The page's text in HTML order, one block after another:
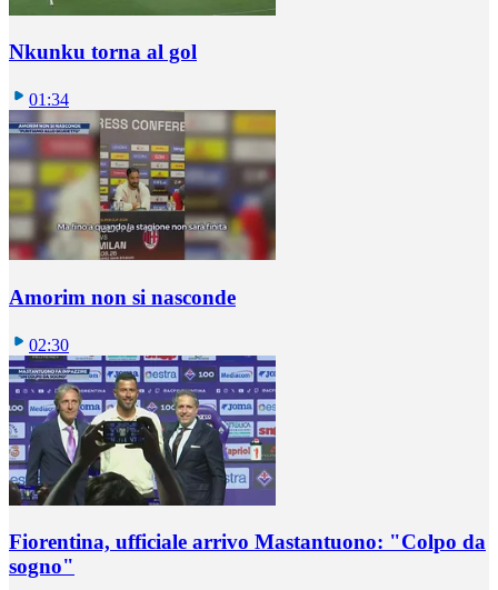
Nkunku torna al gol
01:34
Amorim non si nasconde
02:30
Fiorentina, ufficiale arrivo Mastantuono: "Colpo da
sogno"